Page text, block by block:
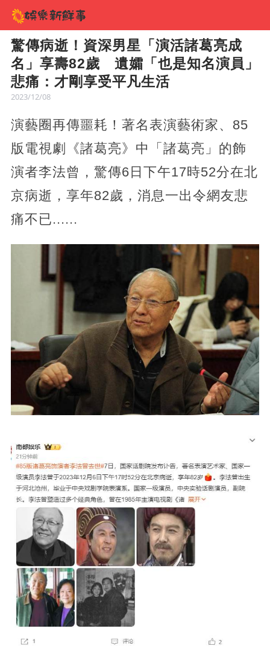
驚傳病逝！資深男星「演活諸葛亮成
名」享壽82歲 遺孀「也是知名演員」
悲痛：才剛享受平凡生活
2023/12/08
演藝圈再傳噩耗！著名表演藝術家、85
版電視劇《諸葛亮》中「諸葛亮」的飾
演者李法曾，驚傳6日下午17時52分在北
京病逝，享年82歲，消息一出令網友悲
痛不已......